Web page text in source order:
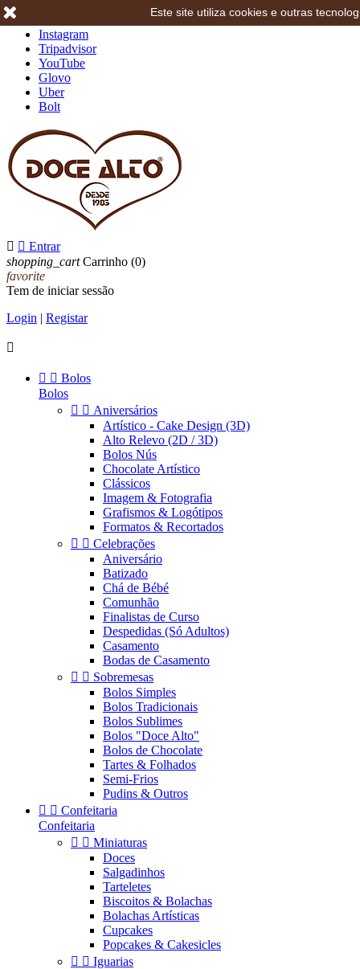
Instagram
Tripadvisor
YouTube
Glovo
Uber
Bolt
  Entrar
shopping_cart Carrinho (0)
favorite
Tem de iniciar sessão
Login | Registar

  Bolos
Bolos
  Aniversários
Artístico - Cake Design (3D)
Alto Relevo (2D / 3D)
Bolos Nús
Chocolate Artístico
Clássicos
Imagem & Fotografia
Grafismos & Logótipos
Formatos & Recortados
  Celebrações
Aniversário
Batizado
Chá de Bébé
Comunhão
Finalistas de Curso
Despedidas (Só Adultos)
Casamento
Bodas de Casamento
  Sobremesas
Bolos Simples
Bolos Tradicionais
Bolos Sublimes
Bolos "Doce Alto"
Bolos de Chocolate
Tartes & Folhados
Semi-Frios
Pudins & Outros
  Confeitaria
Confeitaria
  Miniaturas
Doces
Salgadinhos
Tarteletes
Biscoitos & Bolachas
Bolachas Artísticas
Cupcakes
Popcakes & Cakesicles
  Iguarias
Este site utiliza cookies e outras